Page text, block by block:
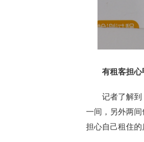
有租客担心
记者了解到，
一间，另外两
担心自己租住的